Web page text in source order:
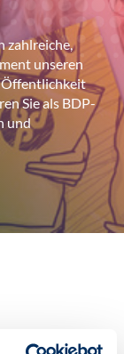
zahlreiche,
unseren
Öffentlichkeit
Sie als BDP-
und